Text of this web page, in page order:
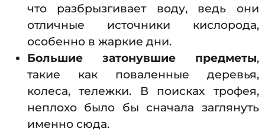
что разбрызгивает воду, ведь они
отличные источники кислорода,
особенно в жаркие дни.
Большие затонувшие предметы,
такие как поваленные деревья,
колеса, тележки. В поисках трофея,
неплохо было бы сначала заглянуть
именно сюда.